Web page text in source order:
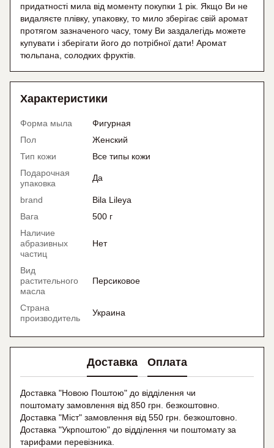
придатності мила від моменту покупки 1 рік. Якщо Ви не
видаляєте плівку, упаковку, то мило зберігає свій аромат
протягом зазначеного часу, тому Ви заздалегідь можете
купувати і зберігати його до потрібної дати! Аромат
тюльпана, солодких фруктів.
Характеристики
Форма мыла
Фигурная
Пол
Женский
Тип кожи
Все типы кожи
Подарочная
упаковка
Да
brand
Bila Lileya
Вага
500 г
Наличие
абразивных
частиц
Нет
Вид
растительного
масла
Персиковое
Страна
производитель
Украина
Доставка Оплата
Доставка "Новою Поштою" до відділення чи
поштомату замовлення від 850 грн. безкоштовно.
Доставка "Міст" замовлення від 550 грн. безкоштовно.
Доставка "Укрпоштою" до відділення чи поштомату за
тарифами перевізника.